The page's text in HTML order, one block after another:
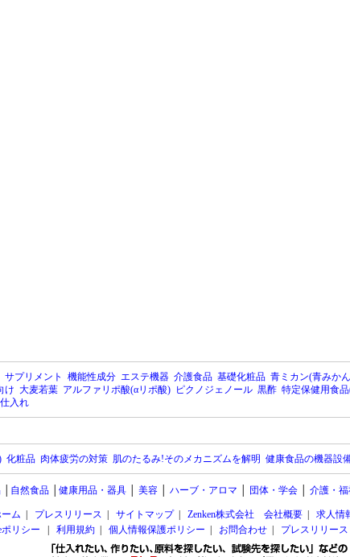
サプリメント 機能性成分 エステ機器 介護食品 基礎化粧品 青ミカン(青みか
け 大麦若葉 アルファリポ酸(αリポ酸) ピクノジェノール 黒酢 特定保健用食
仕入れ
化粧品 肉体疲労の対策 肌のたるみ!そのメカニズムを解明 健康食品の機器設
│ 自然食品│ 健康用品・器具│ 美容│ ハーブ・アロマ 団体・学会│ 介護・福
ム プレスリリース サイトマップ| Zenken株式会社 会社概要 求人情
ポリシー
利用規約| 個人情報保護ポリシー お問合わせ| プレスリリー